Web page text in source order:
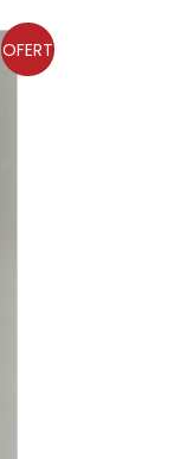
OFERT